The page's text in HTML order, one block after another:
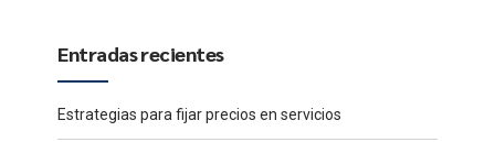
Entradas recientes
Estrategias para fijar precios en servicios